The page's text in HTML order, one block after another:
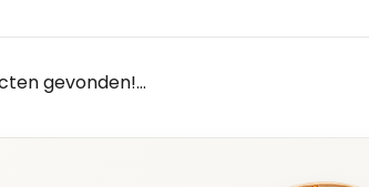
gevonden!...